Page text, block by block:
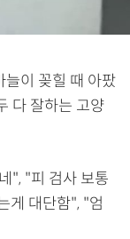
늘이 꽂힐 때 아팠
다 잘하는 고양
", "피 검사 보통
게 대단함", "엄